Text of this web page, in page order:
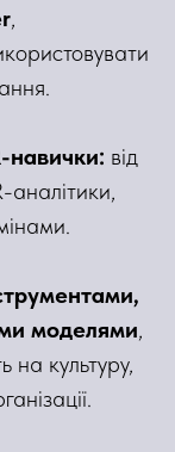
,
навички: від
аналітики,
моделями,
на культуру,